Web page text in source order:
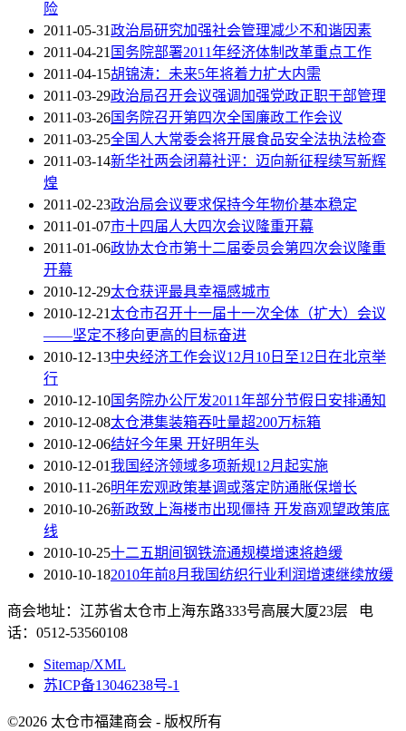
险
2011-05-31政治局研究加强社会管理减少不和谐因素
2011-04-21 国务院部署2011年经济体制改革重点工作
2011-04-15胡锦涛：未来5年将着力扩大内需
2011-03-29政治局召开会议强调加强党政正职干部管理
2011-03-26国务院召开第四次全国廉政工作会议
2011-03-25全国人大常委会将开展食品安全法执法检查
2011-03-14新华社两会闭幕社评：迈向新征程续写新辉
煌
2011-02-23政治局会议要求保持今年物价基本稳定
2011-01-07市十四届人大四次会议隆重开幕
2011-01-06政协太仓市第十二届委员会第四次会议隆重
开幕
2010-12-29太仓获评最具幸福感城市
2010-12-21太仓市召开十一届十一次全体（扩大）会议
——坚定不移向更高的目标奋进
2010-12-13中央经济工作会议12月10日至12日在北京举
行
2010-12-10国务院办公厅发2011年部分节假日安排通知
2010-12-08太仓港集装箱吞吐量超200万标箱
2010-12-06结好今年果 开好明年头
2010-12-01我国经济领域多项新规12月起实施
2010-11-26明年宏观政策基调或落定防通胀保增长
2010-10-26新政致上海楼市出现僵持 开发商观望政策底
线
2010-10-25十二五期间钢铁流通规模增速将趋缓
2010-10-182010年前8月我国纺织行业利润增速继续放缓
商会地址：江苏省太仓市上海东路333号高展大厦23层 电
话：0512-53560108
Sitemap/XML
苏ICP备13046238号-1
©2026 太仓市福建商会 - 版权所有